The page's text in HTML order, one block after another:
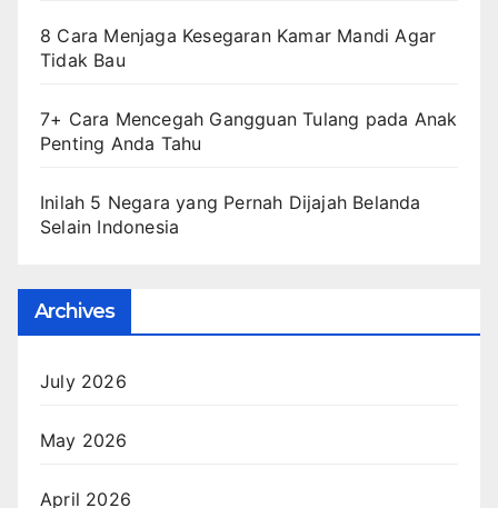
8 Cara Menjaga Kesegaran Kamar Mandi Agar
Tidak Bau
7+ Cara Mencegah Gangguan Tulang pada Anak
Penting Anda Tahu
Inilah 5 Negara yang Pernah Dijajah Belanda
Selain Indonesia
Archives
July 2026
May 2026
April 2026